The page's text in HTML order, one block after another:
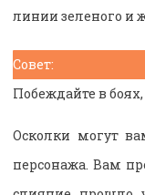
линии зеленого и
Совет:
Побеждайте в
Осколки могут
персонажа. Вам